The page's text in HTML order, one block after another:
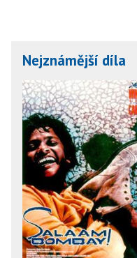
Nejznámější díla